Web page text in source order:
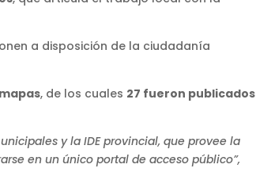
a disposición de la ciudadanía
, de los cuales 27 fueron publicados
y la IDE provincial, que provee la
en un único portal de acceso público”,